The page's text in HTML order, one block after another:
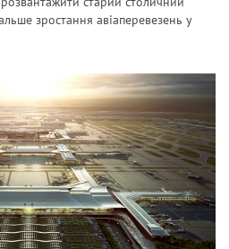
зростання авіаперевезень у